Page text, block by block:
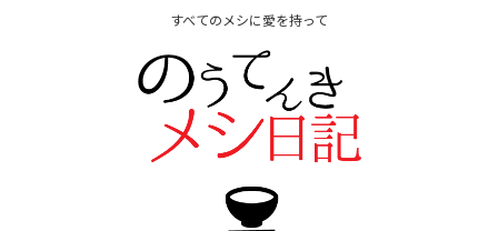
すべてのメシに愛を持って